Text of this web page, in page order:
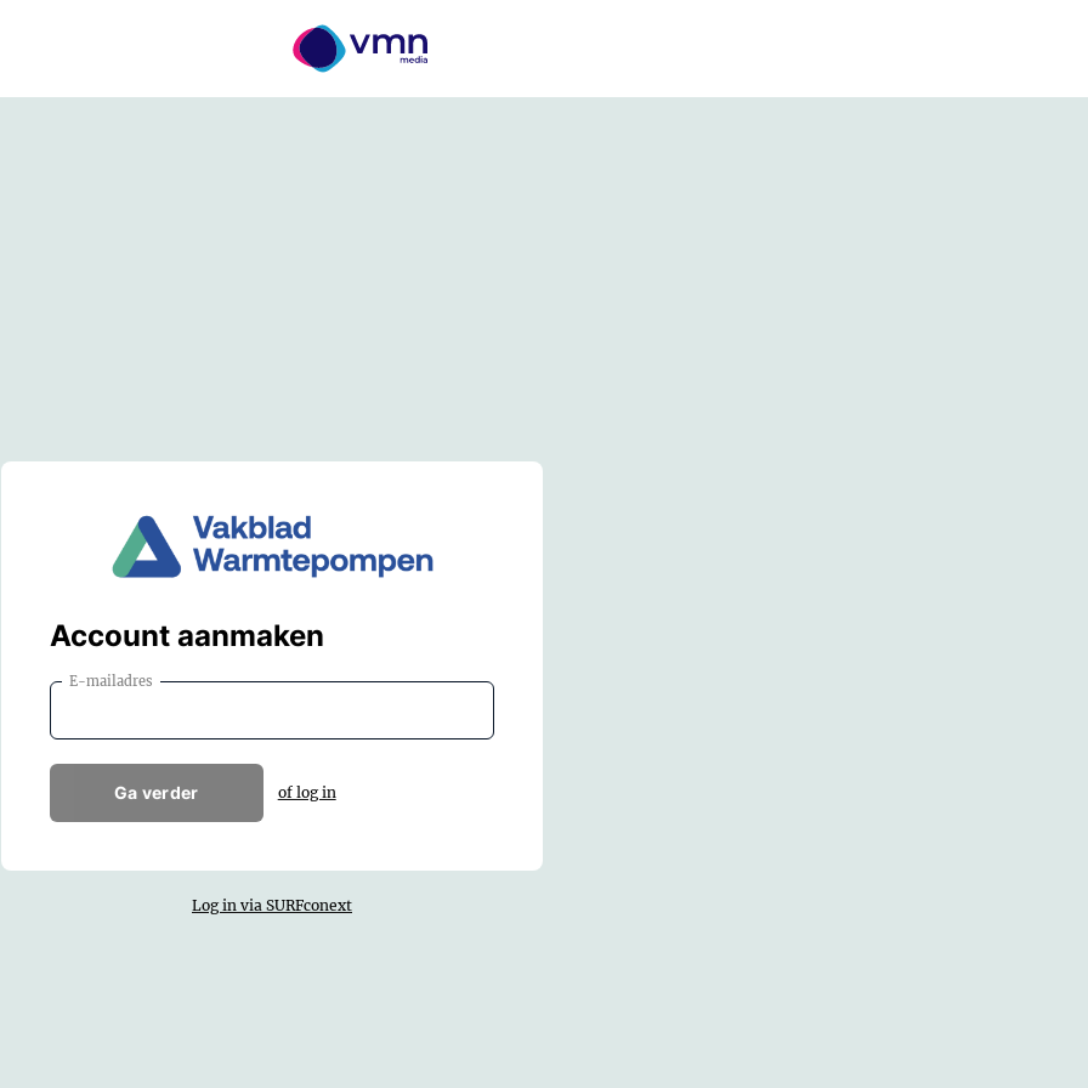
Account aanmaken
E-mailadres
Ga verder of log in
Log in via SURFconext